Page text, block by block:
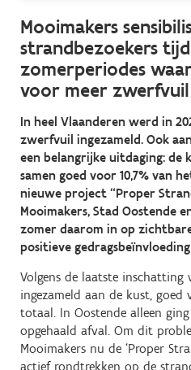
Mooimakers
strandbezoekers
zomerperiodes
voor meer
In heel Vlaanderen werd in
zwerfvuil ingezameld. Ook
een belangrijke uitdaging: de
samen goed voor 10,7% van
nieuwe project “Proper
Mooimakers, Stad Oostende
zomer daarom in op
positieve
Volgens de laatste inschatting
ingezameld aan de kust, goed
totaal. In Oostende alleen
opgehaald afval. Om dit
Mooimakers nu de ‘Proper
actief rondtrekken op de